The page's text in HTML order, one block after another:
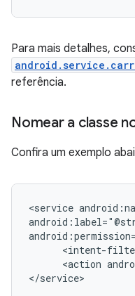
Para mais detalhes,
referência.
Nomear a classe
Confira um exemplo
<service
<intent-
<action
</service>